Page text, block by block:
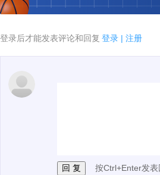
登录后才能发表评论和回复 登录 | 注册
1.电脑端新用户可以发
按Ctrl+Enter发表